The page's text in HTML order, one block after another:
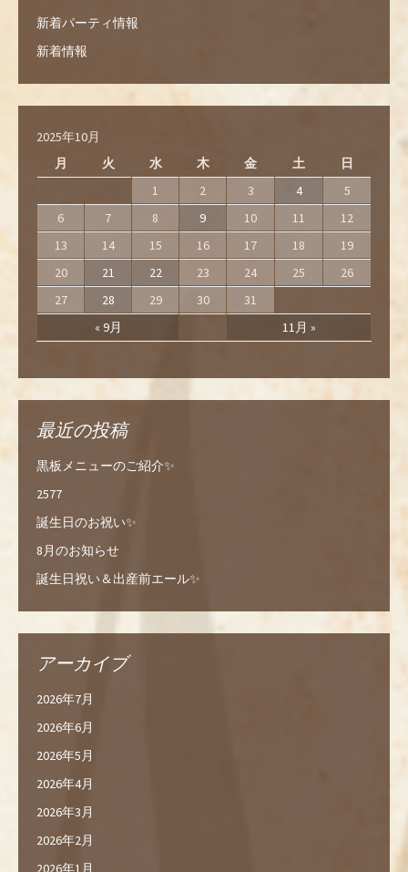
新着パーティ情報
新着情報
2025年10月
月
火 水 木 金 土 日
« 9月 11月 »
1 2 3 4
5
6
7 8 9 10 11
12
13
14 15 16 17 18
19
20
21 22 23 24 25
26
27
28 29 30 31
最近の投稿
黒板メニューのご紹介✨
2577
誕生日のお祝い✨
8月のお知らせ
誕生日祝い＆出産前エール✨
アーカイブ
2026年7月
2026年6月
2026年5月
2026年4月
2026年3月
2026年2月
2026年1月